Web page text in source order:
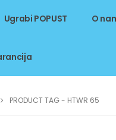
Ugrabi POPUST O
PRODUCT TAG - HTWR 65